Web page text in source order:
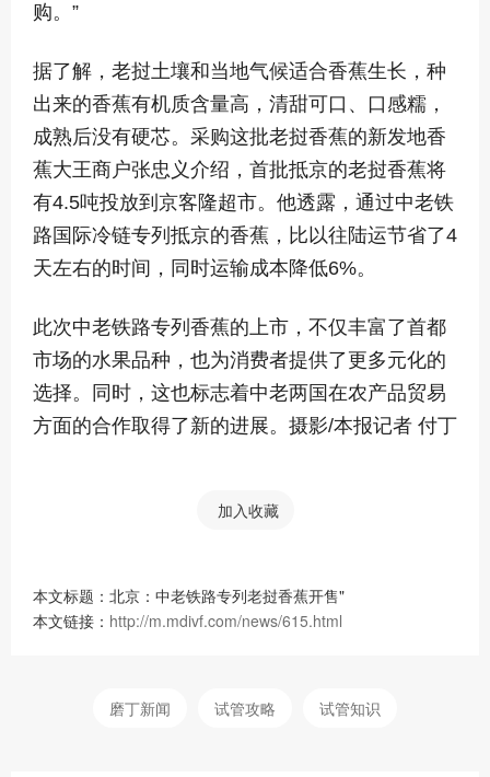
购。”
据了解，老挝土壤和当地气候适合香蕉生长，种
出来的香蕉有机质含量高，清甜可口、口感糯，
成熟后没有硬芯。采购这批老挝香蕉的新发地香
蕉大王商户张忠义介绍，首批抵京的老挝香蕉将
有4.5吨投放到京客隆超市。他透露，通过中老铁
路国际冷链专列抵京的香蕉，比以往陆运节省了4
天左右的时间，同时运输成本降低6%。
此次中老铁路专列香蕉的上市，不仅丰富了首都
市场的水果品种，也为消费者提供了更多元化的
选择。同时，这也标志着中老两国在农产品贸易
方面的合作取得了新的进展。摄影/本报记者 付丁
加入收藏
本文标题：北京：中老铁路专列老挝香蕉开售"
本文链接： http://m.mdivf.com/news/615.html
磨丁新闻 试管攻略 试管知识